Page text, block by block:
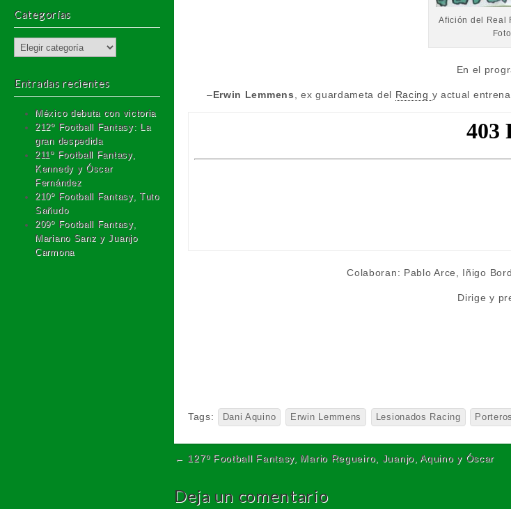
Categorías
Categorías
Entradas recientes
México debuta con victoria
212º Football Fantasy: La
gran despedida
211º Football Fantasy,
Kennedy y Óscar
Fernández
210º Football Fantasy, Tuto
Sañudo
209º Football Fantasy,
Mariano Sanz y Juanjo
Carmona
Afición del Real
En el
–Erwin Lemmens , ex guardameta del Racing y actual
Colaboran: Pablo Arce, Iñigo
Dirige y
Tags: Dani Aquino Erwin Lemmens Lesionados Racing
← 127º Football Fantasy, Mario Regueiro, Juanjo, Aquino y Óscar
Deja un comentario